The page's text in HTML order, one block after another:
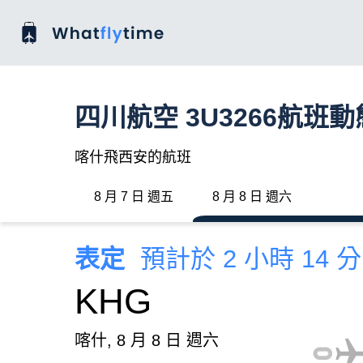
四川航空 3U3266航班動
喀什飛西安的航班
8 月 7 日 週五 8 月 8 日 週六
表定 預計於 2 小時 14
KHG
喀什, 8 月 8 日 週六